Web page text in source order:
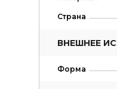
Страна
ВНЕШНЕЕ
Форма